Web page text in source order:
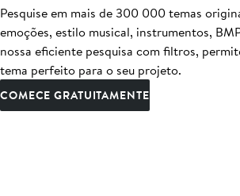
Pesquise em mais de 300 000 temas
emoções, estilo musical, instrumentos,
nossa eficiente pesquisa com filtros,
tema perfeito para o seu projeto.
COMECE GRATUITAMENTE